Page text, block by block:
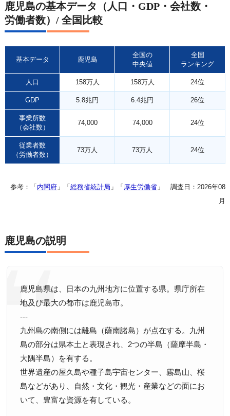
鹿児島の基本データ（人口・GDP・会社数・
労働者数）/ 全国比較
基本データ 鹿児島
全国の
中央値
全国
ランキング
人口 158万人 158万人 24位
GDP 5.8兆円 6.4兆円 26位
事業所数
（会社数）
74,000 74,000 24位
従業者数
（労働者数）
73万人 73万人 24位
参考：「 内閣府 」「 総務省統計局 」「 厚生労働省 」 調査日：2026年08
月
鹿児島の説明
鹿児島県は、日本の九州地方に位置する県。県庁所在
地及び最大の都市は鹿児島市。
---
九州島の南側には離島（薩南諸島）が点在する。九州
島の部分は県本土と表現され、2つの半島（薩摩半島・
大隅半島）を有する。
世界遺産の屋久島や種子島宇宙センター、霧島山、桜
島などがあり、自然・文化・観光・産業などの面にお
いて、豊富な資源を有している。